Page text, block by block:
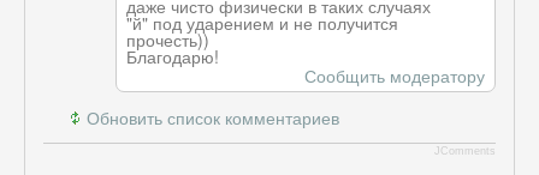
даже чисто физически в таких случаях
"й" под ударением и не получится
прочесть))
Благодарю!
Сообщить модератору
Обновить список комментариев
JComments